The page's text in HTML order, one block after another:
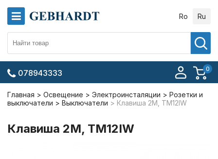
Ro Ru
0
078943333
Главная Освещение Электроинсталяции
Розетки и
выключатели
Выключатели Клавиша 2М, TM12IW
Клавиша 2М, TM12IW